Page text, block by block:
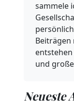
sammele
Beiträgen
und
Neueste